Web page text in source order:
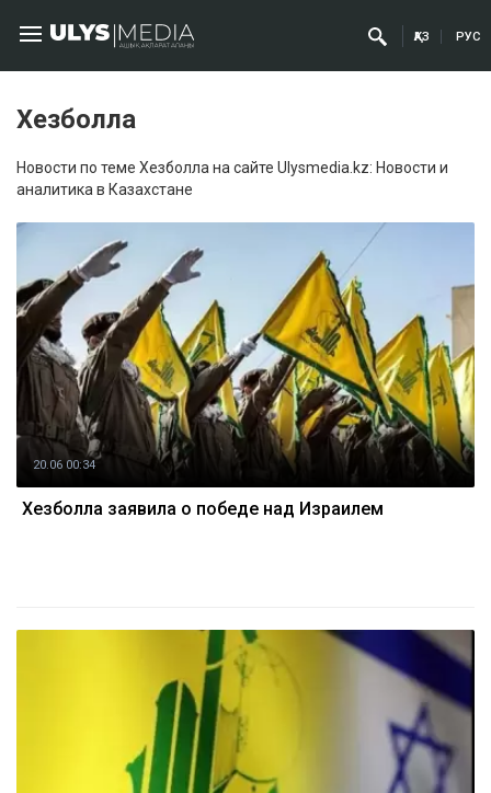
ҚАЗ РУС
Хезболла
Новости по теме Хезболла на сайте Ulysmedia.kz: Новости и
аналитика в Казахстане
20.06 00:34
Хезболла заявила о победе над Израилем